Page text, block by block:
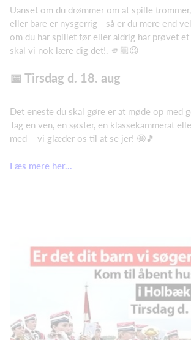
Uanset om du drømmer om at spille
eller bare er nysgerrig - så er du mere end
om du har spillet før eller aldrig har prøvet et
skal vi nok lære dig det!. 🫵🏼😉
📅 Tirsdag d. 18. aug
Det eneste du skal gøre er at møde op med
Tag en ven, en søster, en klassekammerat
med – vi glæder os til at se jer! 🤩🎵
Læs mere her...